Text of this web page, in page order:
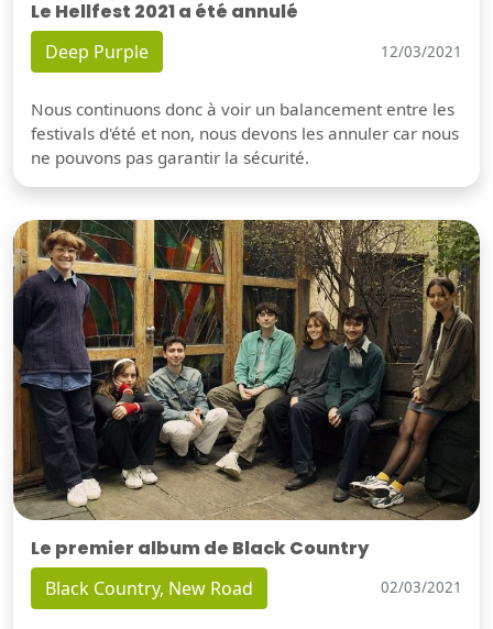
Le Hellfest 2021 a été annulé
Deep Purple 12/03/2021
Nous continuons donc à voir un balancement entre les
festivals d'été et non, nous devons les annuler car nous
ne pouvons pas garantir la sécurité.
Le premier album de Black Country
Black Country, New Road 02/03/2021